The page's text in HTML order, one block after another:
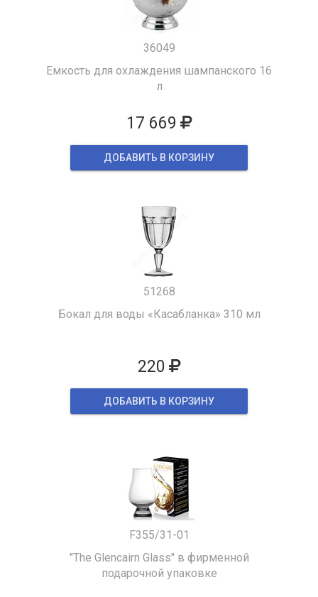
36049
Емкость для охлаждения шампанского 16
л
17 669
ДОБАВИТЬ В КОРЗИНУ
51268
Бокал для воды «Касабланка» 310 мл
220
ДОБАВИТЬ В КОРЗИНУ
F355/31-01
"The Glencairn Glass" в фирменной
подарочной упаковке